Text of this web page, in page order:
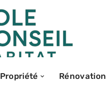
Propriété Rénovation